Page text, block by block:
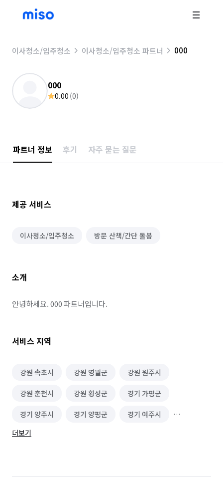
이사청소/입주청소 이사청소/입주청소 파트너 000
000
0.00 (0)
파트너 정보 후기 자주 묻는 질문
제공 서비스
이사청소/입주청소 방문 산책/간단 돌봄
소개
안녕하세요. 000 파트너입니다.
서비스 지역
강원 속초시 강원 영월군 강원 원주시
강원 춘천시 강원 횡성군 경기 가평군
경기 양주시 경기 양평군 경기 여주시
경기 용인시 기흥구
부산 해운대구 서울 관악구 울산 동구
더보기